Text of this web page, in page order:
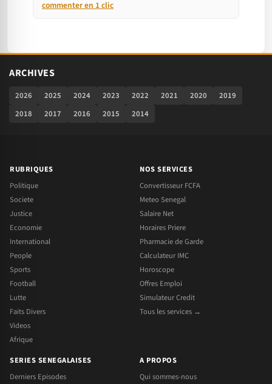
commenter en 1 clic
ARCHIVES
2026 2025 2024 2023 2022 2021 2020
2019
2018
2017 2016 2015 2014
RUBRIQUES
Politique
Societe
Justice
Economie
International
People
Sports
Football
Lutte
Faits Divers
Videos
Afrique
NOS SERVICES
Convertisseur FCFA
Meteo Senegal
Salaire Net
Horaires Priere
Pharmacie de Garde
Calculateur IMC
Horoscope
Offres Emploi
Simulateur Credit
Tous les services →
SERIES SENEGALAISES
Derniers Episodes
A PROPOS
Qui sommes-nous